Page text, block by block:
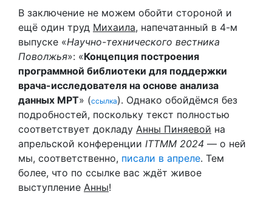
В заключение не можем обойти стороной и
ещё один труд Михаила, напечатанный в 4-м
выпуске «Научно-технического вестника
Поволжья»: «Концепция построения
программной библиотеки для поддержки
врача-исследователя на основе анализа
данных МРТ» (ссылка). Однако обойдёмся без
подробностей, поскольку текст полностью
соответствует докладу Анны Пиняевой на
апрельской конференции ITTMM 2024 — о ней
мы, соответственно, писали в апреле. Тем
более, что по ссылке вас ждёт живое
выступление Анны!